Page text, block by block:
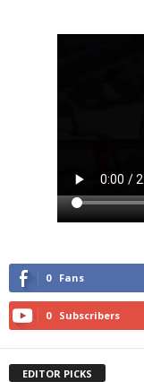
0 Fans
0 Subscribers
EDITOR PICKS